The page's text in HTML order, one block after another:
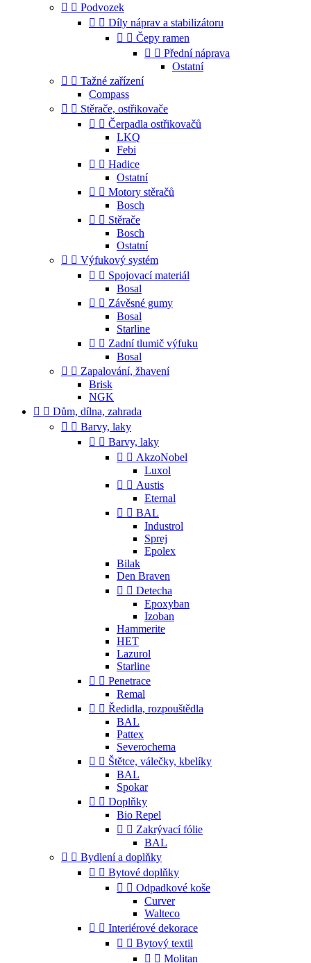
  Podvozek
  Díly náprav a stabilizátoru
  Čepy ramen
  Přední náprava
Ostatní
  Tažné zařízení
Compass
  Stěrače, ostřikovače
  Čerpadla ostřikovačů
LKQ
Febi
  Hadice
Ostatní
  Motory stěračů
Bosch
  Stěrače
Bosch
Ostatní
  Výfukový systém
  Spojovací materiál
Bosal
  Závěsné gumy
Bosal
Starline
  Zadní tlumič výfuku
Bosal
  Zapalování, žhavení
Brisk
NGK
  Dům, dílna, zahrada
  Barvy, laky
  Barvy, laky
  AkzoNobel
Luxol
  Austis
Eternal
  BAL
Industrol
Sprej
Epolex
Bilak
Den Braven
  Detecha
Epoxyban
Izoban
Hammerite
HET
Lazurol
Starline
  Penetrace
Remal
  Ředidla, rozpouštědla
BAL
Pattex
Severochema
  Štětce, válečky, kbelíky
BAL
Spokar
  Doplňky
Bio Repel
  Zakrývací fólie
BAL
  Bydlení a doplňky
  Bytové doplňky
  Odpadkové koše
Curver
Walteco
  Interiérové dekorace
  Bytový textil
  Molitan